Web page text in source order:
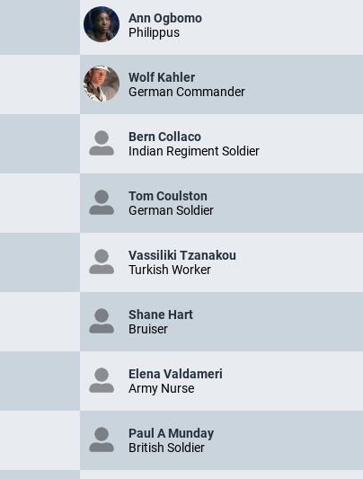
Ann Ogbomo
Philippus
Wolf Kahler
German Commander
Bern Collaco
Indian Regiment Soldier
Tom Coulston
German Soldier
Vassiliki Tzanakou
Turkish Worker
Shane Hart
Bruiser
Elena Valdameri
Army Nurse
Paul A Munday
British Soldier